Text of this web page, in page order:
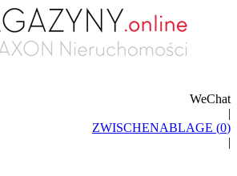
WeChat
|
ZWISCHENABLAGE (0)
|